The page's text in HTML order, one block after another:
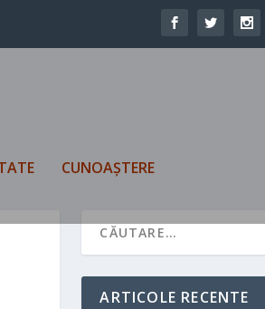
CUNOAȘTERE
ARTICOLE RECENTE